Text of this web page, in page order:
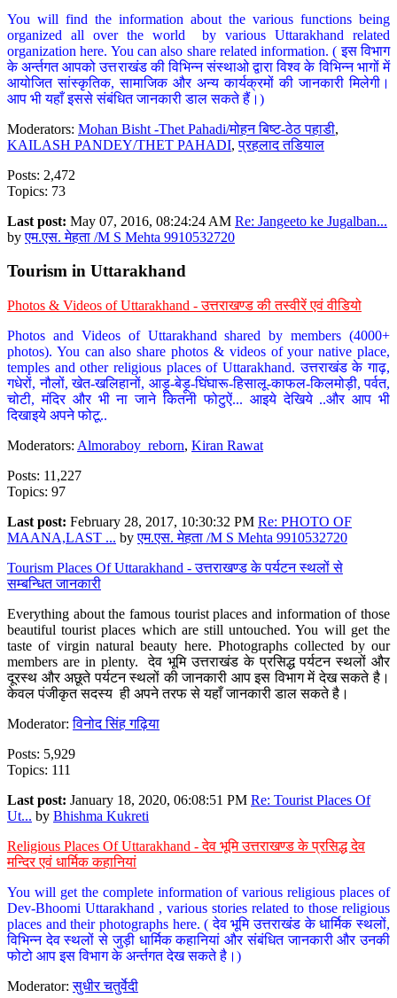
You will find the information about the various functions being
organized all over the world by various Uttarakhand related
organization here. You can also share related information. ( इस विभाग
के अर्न्तगत आपको उत्तराखंड की विभिन्न संस्थाओ द्वारा विश्व के विभिन्न भागों में
आयोजित सांस्कृतिक, सामाजिक और अन्य कार्यक्रमों की जानकारी मिलेगी।
आप भी यहाँ इससे संबंधित जानकारी डाल सकते हैं।)
Moderators: Mohan Bisht -Thet Pahadi/मोहन बिष्ट-ठेठ पहाडी,
KAILASH PANDEY/THET PAHADI,प्रहलाद तडियाल
Posts: 2,472
Topics: 73
Last post: May 07, 2016, 08:24:24 AM Re: Jangeeto ke Jugalban...
byएम.एस. मेहता /M S Mehta 9910532720
Tourism in Uttarakhand
Photos & Videos of Uttarakhand - उत्तराखण्ड की तस्वीरें एवं वीडियो
Photos and Videos of Uttarakhand shared by members (4000+
photos). You can also share photos & videos of your native place,
temples and other religious places of Uttarakhand. उत्तराखंड के गाढ़,
गधेरों, नौलों, खेत-खलिहानों, आड़ू-बेड़ू-घिंघारू-हिसालू-काफल-किलमोड़ी, पर्वत,
चोटी, मंदिर और भी ना जाने कितनी फोटुऐं... आइये देखिये ..और आप भी
दिखाइये अपने फोटू..
Moderators: Almoraboy_reborn, Kiran Rawat
Posts: 11,227
Topics: 97
Last post: February 28, 2017, 10:30:32 PM Re: PHOTO OF
MAANA,LAST ... byएम.एस. मेहता /M S Mehta 9910532720
Tourism Places Of Uttarakhand - उत्तराखण्ड के पर्यटन स्थलों से
सम्बन्धित जानकारी
Everything about the famous tourist places and information of those
beautiful tourist places which are still untouched. You will get the
taste of virgin natural beauty here. Photographs collected by our
members are in plenty. देव भूमि उत्तराखंड के प्रसिद्ध पर्यटन स्थलों और
दूरस्थ और अछूते पर्यटन स्थलों की जानकारी आप इस विभाग में देख सकते है।
केवल पंजीकृत सदस्य ही अपने तरफ से यहाँ जानकारी डाल सकते है।
Moderator:विनोद सिंह गढ़िया
Posts: 5,929
Topics: 111
Last post: January 18, 2020, 06:08:51 PM Re: Tourist Places Of
Ut... by Bhishma Kukreti
Religious Places Of Uttarakhand - देव भूमि उत्तराखण्ड के प्रसिद्ध देव
मन्दिर एवं धार्मिक कहानियां
You will get the complete information of various religious places of
Dev-Bhoomi Uttarakhand , various stories related to those religious
places and their photographs here. ( देव भूमि उत्तराखंड के धार्मिक स्थलों,
विभिन्न देव स्थलों से जुड़ी धार्मिक कहानियां और संबंधित जानकारी और उनकी
फोटो आप इस विभाग के अर्न्तगत देख सकते है।)
Moderator:सुधीर चतुर्वेदी